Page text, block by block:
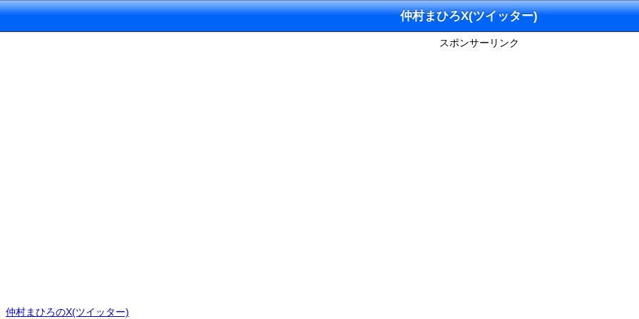
仲村まひろX(ツイッター)
スポンサーリンク
仲村まひろのX(ツイッター)